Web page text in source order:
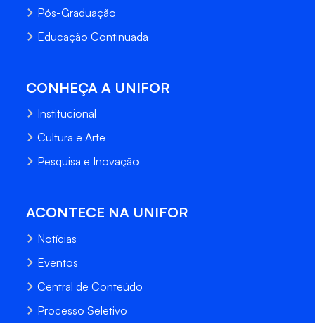
Pós-Graduação
Educação Continuada
CONHEÇA A UNIFOR
Institucional
Cultura e Arte
Pesquisa e Inovação
ACONTECE NA UNIFOR
Notícias
Eventos
Central de Conteúdo
Processo Seletivo